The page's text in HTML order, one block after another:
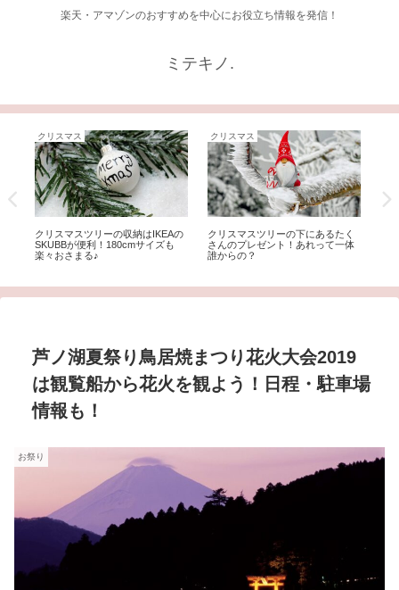
楽天・アマゾンのおすすめを中心にお役立ち情報を発信！
ミテキノ.
クリスマス
クリスマスツリーの収納はIKEAの
SKUBBが便利！180cmサイズも
楽々おさまる♪
クリスマス
クリスマスツリーの下にあるたく
さんのプレゼント！あれって一体
誰からの？
芦ノ湖夏祭り鳥居焼まつり花火大会2019
は観覧船から花火を観よう！日程・駐車場
情報も！
お祭り